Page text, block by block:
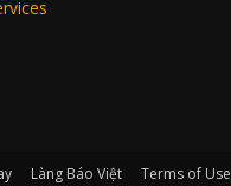
Làng Báo Việt Terms of Use